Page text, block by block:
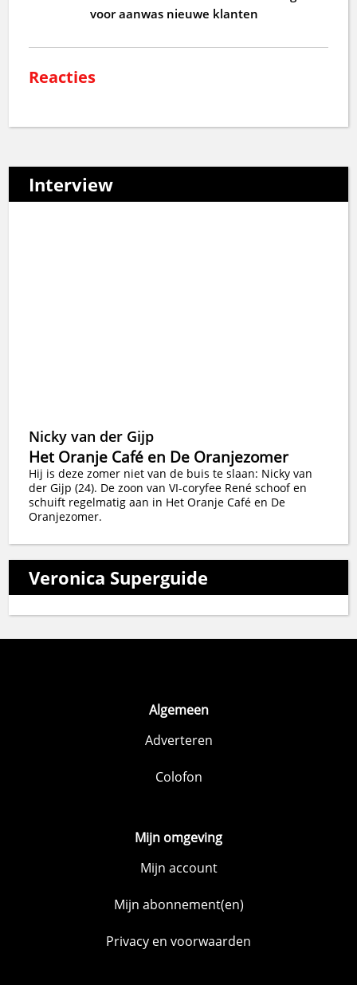
voor aanwas nieuwe klanten
Reacties
Interview
Nicky van der Gijp
Het Oranje Café en De Oranjezomer
Hij is deze zomer niet van de buis te slaan: Nicky van
der Gijp (24). De zoon van VI-coryfee René schoof en
schuift regelmatig aan in Het Oranje Café en De
Oranjezomer.
Veronica Superguide
Algemeen
Adverteren
Colofon
Mijn omgeving
Mijn account
Mijn abonnement(en)
Privacy en voorwaarden